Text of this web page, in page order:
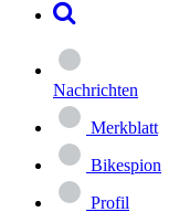
Nachrichten
Merkblatt
Bikespion
Profil